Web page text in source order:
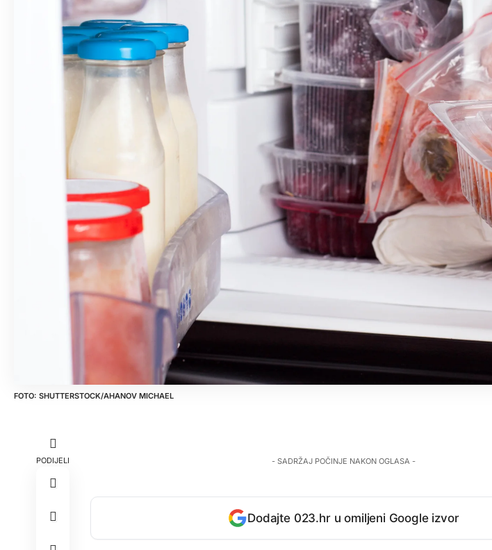
SHUTTERSTOCK/AHANOV MICHAEL
PODIJELI - SADRŽAJ POČINJE NAKON OGLASA -
Dodajte 023.hr u omiljeni Google izvor